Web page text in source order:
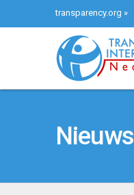
transparency.org »
Nieuws